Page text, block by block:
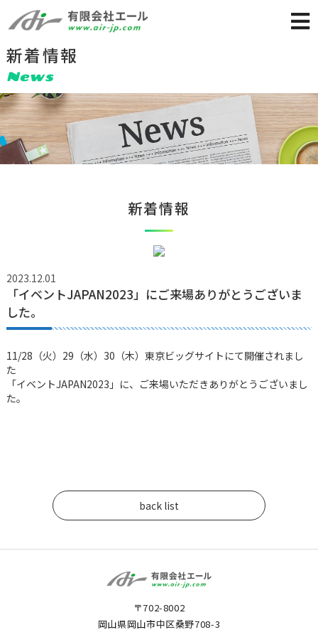
新着情報
News
新着情報
2023.12.01
「イベントJAPAN2023」にご来場ありがとうございま
した。
11/28（火）29（水）30（木）東京ビッグサイトにて開催されまし
た
「イベントJAPAN2023」に、ご来場いただきありがとうございまし
た。
back list
〒702-8002
岡山県岡山市中区桑野708-3